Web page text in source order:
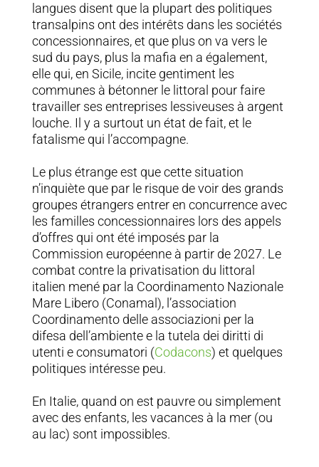
langues disent que la plupart des politiques
transalpins ont des intérêts dans les sociétés
concessionnaires, et que plus on va vers le
sud du pays, plus la mafia en a également,
elle qui, en Sicile, incite gentiment les
communes à bétonner le littoral pour faire
travailler ses entreprises lessiveuses à argent
louche. Il y a surtout un état de fait, et le
fatalisme qui l’accompagne.
Le plus étrange est que cette situation
n’inquiète que par le risque de voir des grands
groupes étrangers entrer en concurrence avec
les familles concessionnaires lors des appels
d’offres qui ont été imposés par la
Commission européenne à partir de 2027. Le
combat contre la privatisation du littoral
italien mené par la Coordinamento Nazionale
Mare Libero (Conamal), l’association
Coordinamento delle associazioni per la
difesa dell’ambiente e la tutela dei diritti di
utenti e consumatori (Codacons) et quelques
politiques intéresse peu.
En Italie, quand on est pauvre ou simplement
avec des enfants, les vacances à la mer (ou
au lac) sont impossibles.